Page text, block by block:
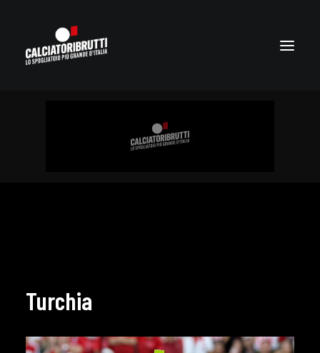
Turchia